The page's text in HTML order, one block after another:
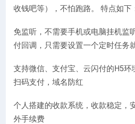
收钱吧等），不怕跑路。 特点如下
免监听，不需要手机或电脑挂机监
付回调，只需要设置一个定时任务
支持微信、支付宝、云闪付的H5环
扫码支付，域名防红
个人搭建的收款系统，收款稳定，
外手续费